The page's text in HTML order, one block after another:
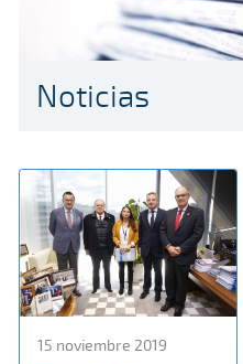
Noticias
15 noviembre 2019